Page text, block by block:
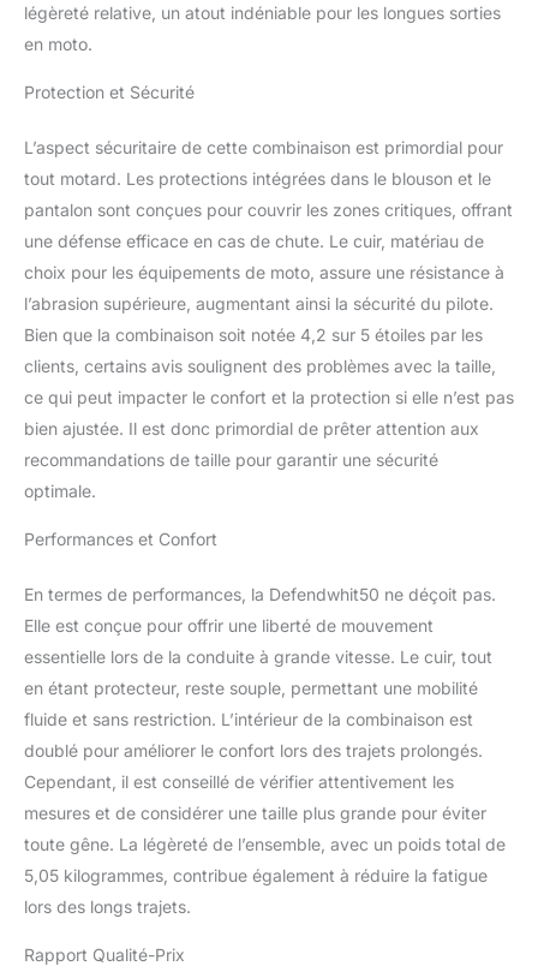
légèreté relative, un atout indéniable pour les longues sorties
en moto.
Protection et Sécurité
L’aspect sécuritaire de cette combinaison est primordial pour
tout motard. Les protections intégrées dans le blouson et le
pantalon sont conçues pour couvrir les zones critiques, offrant
une défense efficace en cas de chute. Le cuir, matériau de
choix pour les équipements de moto, assure une résistance à
l’abrasion supérieure, augmentant ainsi la sécurité du pilote.
Bien que la combinaison soit notée 4,2 sur 5 étoiles par les
clients, certains avis soulignent des problèmes avec la taille,
ce qui peut impacter le confort et la protection si elle n’est pas
bien ajustée. Il est donc primordial de prêter attention aux
recommandations de taille pour garantir une sécurité
optimale.
Performances et Confort
En termes de performances, la Defendwhit50 ne déçoit pas.
Elle est conçue pour offrir une liberté de mouvement
essentielle lors de la conduite à grande vitesse. Le cuir, tout
en étant protecteur, reste souple, permettant une mobilité
fluide et sans restriction. L’intérieur de la combinaison est
doublé pour améliorer le confort lors des trajets prolongés.
Cependant, il est conseillé de vérifier attentivement les
mesures et de considérer une taille plus grande pour éviter
toute gêne. La légèreté de l’ensemble, avec un poids total de
5,05 kilogrammes, contribue également à réduire la fatigue
lors des longs trajets.
Rapport Qualité-Prix